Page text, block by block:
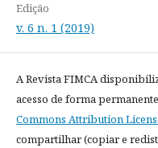
Edição
v. 6 n. 1 (2019)
A Revista FIMCA
acesso de forma
Commons Attribution
compartilhar (copiar e